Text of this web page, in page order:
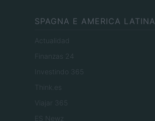
SPAGNA E AMERICA LATINA
Actualidad
Finanzas 24
Investindo 365
Think.es
Viajar 365
ES Newz